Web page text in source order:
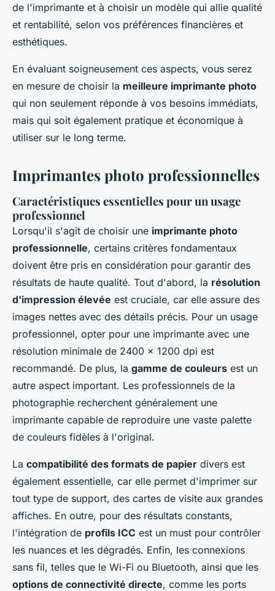
de l'imprimante et à choisir un modèle qui allie qualité
et rentabilité, selon vos préférences financières et
esthétiques.
En évaluant soigneusement ces aspects, vous serez
en mesure de choisir la meilleure imprimante photo
qui non seulement réponde à vos besoins immédiats,
mais qui soit également pratique et économique à
utiliser sur le long terme.
Imprimantes photo professionnelles
Caractéristiques essentielles pour un usage
professionnel
Lorsqu'il s'agit de choisir une imprimante photo
professionnelle, certains critères fondamentaux
doivent être pris en considération pour garantir des
résultats de haute qualité. Tout d'abord, la résolution
d'impression élevée est cruciale, car elle assure des
images nettes avec des détails précis. Pour un usage
professionnel, opter pour une imprimante avec une
résolution minimale de 2400 x 1200 dpi est
recommandé. De plus, la gamme de couleurs est un
autre aspect important. Les professionnels de la
photographie recherchent généralement une
imprimante capable de reproduire une vaste palette
de couleurs fidèles à l'original.
La compatibilité des formats de papier divers est
également essentielle, car elle permet d'imprimer sur
tout type de support, des cartes de visite aux grandes
affiches. En outre, pour des résultats constants,
l'intégration de profils ICC est un must pour contrôler
les nuances et les dégradés. Enfin, les connexions
sans fil, telles que le Wi-Fi ou Bluetooth, ainsi que les
options de connectivité directe, comme les ports